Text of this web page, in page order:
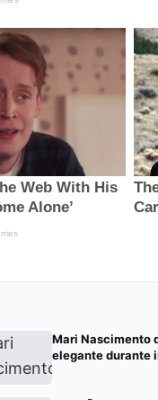
Mari Nascimento
elegante durante